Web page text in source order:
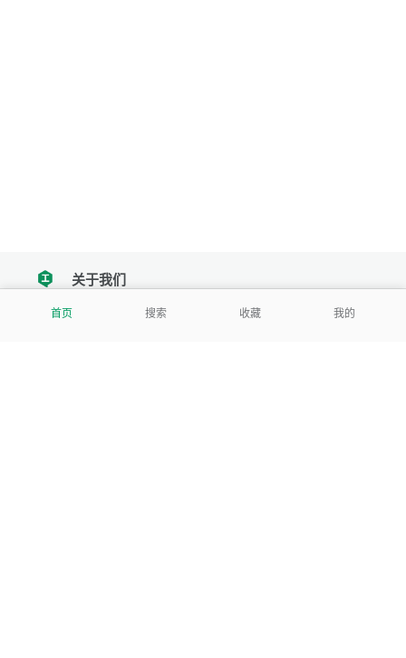
首页 搜索 收藏 我的
tencent关于我们
我们努力把每一个工具做成批量处理的产品